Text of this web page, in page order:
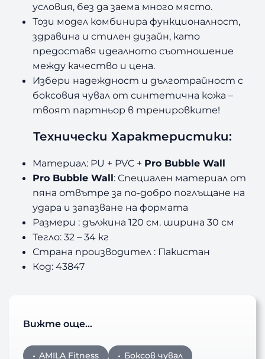
условия, без да заема много място.
Този модел комбинира функционалност,
здравина и стилен дизайн, като
предоставя идеалното съотношение
между качество и цена.
Избери надеждност и дълготрайност с
боксовия чувал от синтетична кожа–
твоят партньор в тренировките!
Технически Характеристики:
Материал: PU + PVC + Pro Bubble Wall
Pro Bubble Wall: Специален материал от
пяна отвътре за по-добро поглъщане на
удара и запазване на формата
Размери : дължина 120 см. ширина 30 см
Тегло: 32 – 34 кг
Страна производител : Пакистан
Код: 43847
Вижте още…
AMILA Fitness Боксов чувал